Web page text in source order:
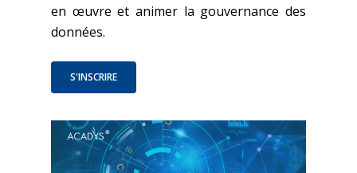
en œuvre et animer la gouvernance des
données.
S'INSCRIRE